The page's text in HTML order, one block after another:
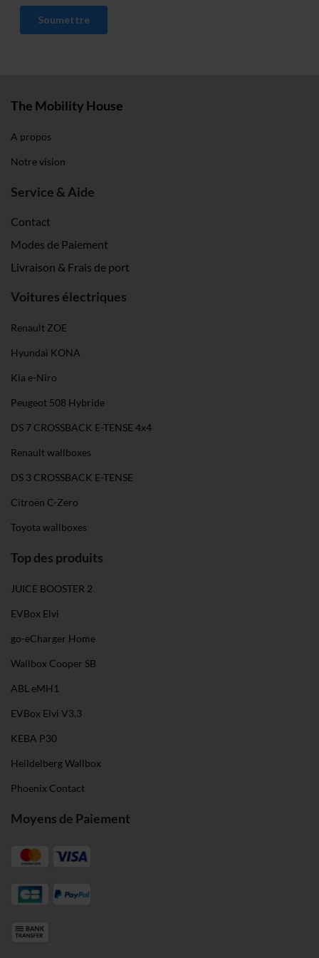
Impressum.
The Mobility House
A propos
Notre vision
Service & Aide
Contact
Modes de Paiement
Livraison & Frais de port
Voitures électriques
Renault ZOE
Hyundai KONA
Kia e-Niro
Peugeot 508 Hybride
DS 7 CROSSBACK E-TENSE 4x4
Renault wallboxes
DS 3 CROSSBACK E-TENSE
Citroën C-Zero
Toyota wallboxes
Top des produits
JUICE BOOSTER 2
EVBox Elvi
go-eCharger Home
Wallbox Cooper SB
ABL eMH1
EVBox Elvi V3.3
KEBA P30
Heildelberg Wallbox
Phoenix Contact
Moyens de Paiement